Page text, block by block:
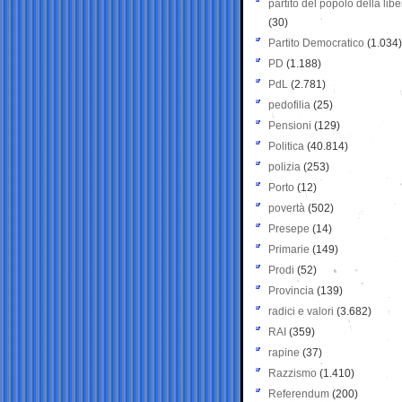
partito del popolo della
(30)
Partito Democratico (1.034)
PD (1.188)
PdL (2.781)
pedofilia (25)
Pensioni (129)
Politica (40.814)
polizia (253)
Porto (12)
povertà (502)
Presepe (14)
Primarie (149)
Prodi (52)
Provincia (139)
radici e valori (3.682)
RAI (359)
rapine (37)
Razzismo (1.410)
Referendum (200)